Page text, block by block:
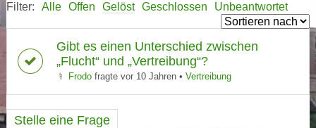
Filter: Alle Offen Gelöst Geschlossen Unbeantwortet
Gibt es einen Unterschied zwischen
„Flucht“ und „Vertreibung“?
Frodofragte vor 10 Jahren• Vertreibung
Stelle eine Frage